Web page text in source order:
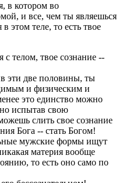
в котором во
и все, чем ты являешься
этом теле, то есть твое
с телом, твое сознание --
эти две половины, ты
и физическим и
это единство можно
испытав свою
слить свое сознание
Бога -- стать Богом!
мужские формы ищут
материя вообще
то есть оно само по